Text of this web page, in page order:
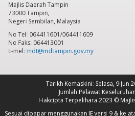
Majlis Daerah Tampin
73000 Tampin,
Negeri Sembilan, Malaysia
No Tel: 064411601/064411609
No Faks: 064413001
E-mel: mdt@mdtampin.gov.my
Tarikh Kemaskini: Selasa, 9 Jun
Jumlah Pelawat
Hakcipta Terpelihara 2023 ©
Sesuai dipapar menggunakan IE versi 9 & ke